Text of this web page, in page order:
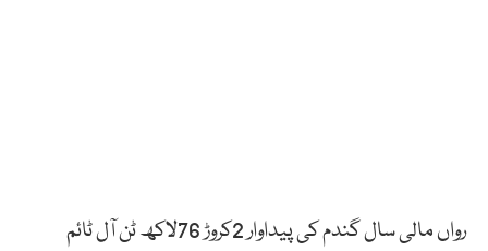
رواں مالی سال گندم کی پیداوار 2کروڑ 76لاکھ ٹن آل ٹائم